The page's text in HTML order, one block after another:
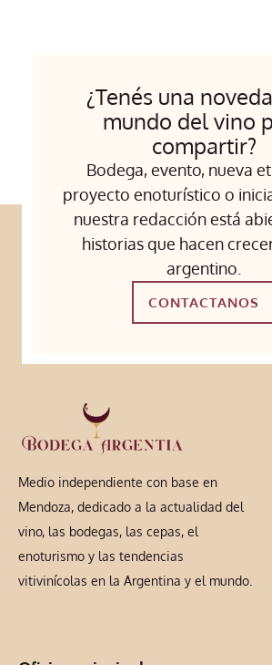
¿Tenés una
mundo del vino
compartir?
Bodega, evento, nueva
proyecto enoturístico o
nuestra redacción está
historias que hacen
argentino.
CONTACTANOS
Medio independiente con base en
Mendoza, dedicado a la actualidad del
vino, las bodegas, las cepas, el
enoturismo y las tendencias
vitivinícolas en la Argentina y el mundo.